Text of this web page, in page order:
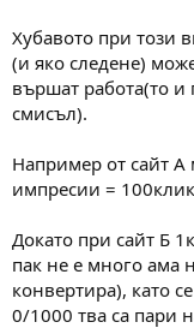
Хубавото при този
(и яко следене)
вършат работа(то
смисъл).
Например от сайт
импресии =
Докато при сайт Б
пак не е много ама
конвертира), като
0/1000 тва са пари